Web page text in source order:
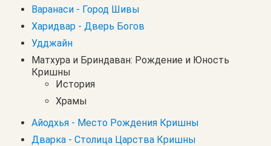
Варанаси - Город Шивы
Харидвар - Дверь Богов
Удджайн
Матхура и Бриндаван: Рождение и Юность
Кришны
История
Храмы
Айодхья - Место Рождения Кришны
Дварка - Столица Царства Кришны